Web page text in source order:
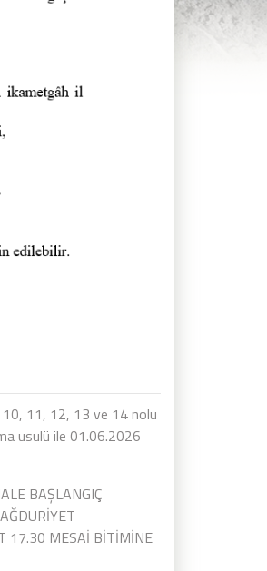
11, 12, 13 ve 14 nolu
usulü ile 01.06.2026
BAŞLANGIÇ
17.30 MESAİ BİTİMİNE